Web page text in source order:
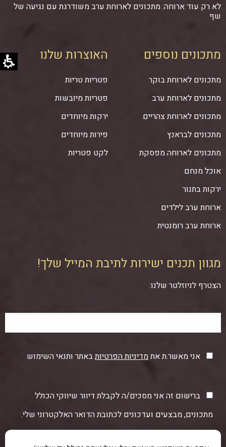
לא רק עוד ארוחה: מתכונים לארוחת ערב משודרגת עם נגיעה של
שף
מתכונים נוספים
מתכונים לארוחת בוקר
מתכונים לארוחת ערב
מתכונים לארוחת צהריים
מתכונים לבראנץ
מתכונים לארוחה מפסקת
אוכל מנחם
ירקות בתנור
ארוחת ערב לילדים
ארוחת ערב רומנטית
האוצרות שלנו
פטריות טריות
פטריות מיובשות
ירקות מיוחדים
פירות מיוחדים
לקט פטריות
מגוון תכנים ישירות לתיבת המייל שלך!
הצטרף לניוזלטר שלנו:
אני מאשר.ת אתמדיניות הפרטיותבאתר ותנאי השימוש
ברישום זה אני מסכים/ה לקבלת דיוור שיווקי הכולל
מתכונים, מבצעים ועדכונים לכתובת הדואר האלקטרוני שלי.